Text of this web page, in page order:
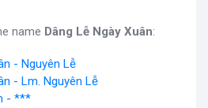
name Dâng Lễ Ngày Xuân:
- Nguyên Lễ
- Lm. Nguyên Lễ
- ***